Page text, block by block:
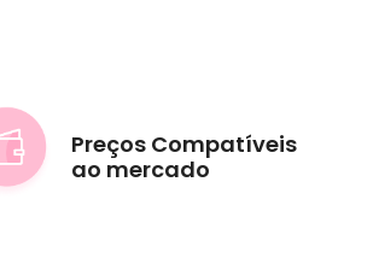
Preços Compatíveis
ao mercado